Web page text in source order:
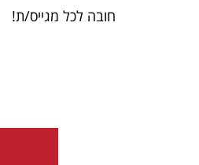
חובה לכל מגייס/ת!